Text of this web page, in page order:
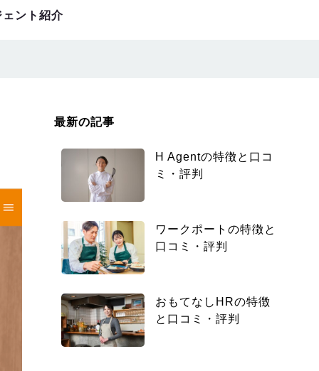
ェント紹介
最新の記事
H Agentの特徴と口コ
ミ・評判
ワークポートの特徴と
口コミ・評判
おもてなしHRの特徴
と口コミ・評判